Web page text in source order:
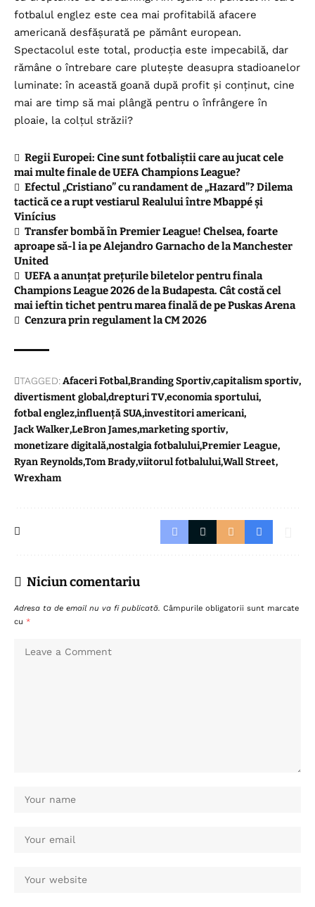
fotbalul englez este cea mai profitabilă afacere
americană desfășurată pe pământ european.
Spectacolul este total, producția este impecabilă, dar
rămâne o întrebare care plutește deasupra stadioanelor
luminate: în această goană după profit și conținut, cine
mai are timp să mai plângă pentru o înfrângere în
ploaie, la colțul străzii?
Regii Europei: Cine sunt fotbaliștii care au jucat cele
mai multe finale de UEFA Champions League?
Efectul „Cristiano” cu randament de „Hazard”? Dilema
tactică ce a rupt vestiarul Realului între Mbappé și
Vinícius
Transfer bombă în Premier League! Chelsea, foarte
aproape să-l ia pe Alejandro Garnacho de la Manchester
United
UEFA a anunțat prețurile biletelor pentru finala
Champions League 2026 de la Budapesta. Cât costă cel
mai ieftin tichet pentru marea finală de pe Puskas Arena
Cenzura prin regulament la CM 2026
TAGGED:Afaceri FotbalBranding Sportivcapitalism sportiv
divertisment globaldrepturi TVeconomia sportului
fotbal englezinfluență SUAinvestitori americani
Jack WalkerLeBron Jamesmarketing sportiv
monetizare digitalănostalgia fotbaluluiPremier League
Ryan ReynoldsTom Bradyviitorul fotbaluluiWall Street
Wrexham
Niciun comentariu
Adresa ta de email nu va fi publicată. Câmpurile obligatorii sunt marcate
cu *